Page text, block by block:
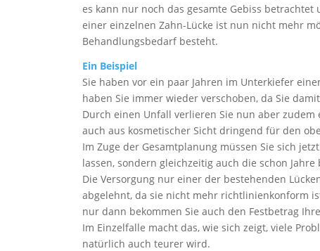
es kann nur noch das gesamte Gebiss
einer einzelnen Zahn-Lücke ist nun nicht mehr
Behandlungsbedarf besteht.
Ein Beispiel
Sie haben vor ein paar Jahren im Unterkiefer
haben Sie immer wieder verschoben, da Sie
Durch einen Unfall verlieren Sie nun aber
auch aus kosmetischer Sicht dringend für den
Im Zuge der Gesamtplanung müssen Sie sich
lassen, sondern gleichzeitig auch die schon
Die Versorgung nur einer der bestehenden
abgelehnt, da sie nicht mehr richtlinienkonform
nur dann bekommen Sie auch den Festbetrag
Im Einzelfalle macht das, wie sich zeigt, viele
natürlich auch teurer wird.